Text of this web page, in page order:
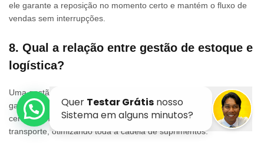
ele garante a reposição no momento certo e mantém o fluxo de
vendas sem interrupções.
8. Qual a relação entre gestão de estoque e
logística?
Uma gestão eficiente, sem dúvida, melhora a logística, pois
garante que os produtos certos estejam disponíveis no momento
certo. Como resultado, reduz atrasos e minimiza os custos de
transporte, otimizando toda a cadeia de suprimentos.